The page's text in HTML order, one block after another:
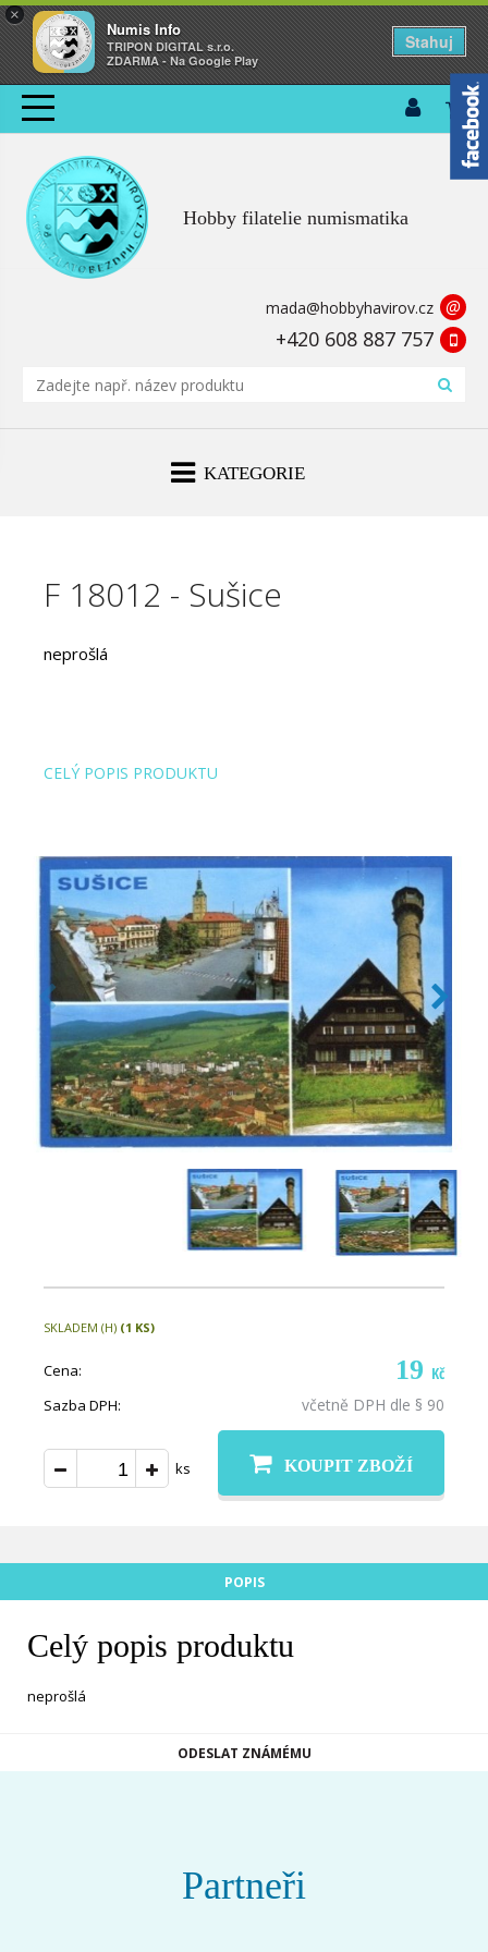
×
Numis Info
TRIPON DIGITAL s.r.o.
ZDARMA - Na Google Play
Stahuj
Hobby filatelie numismatika
mada@hobbyhavirov.cz @
+420 608 887 757
KATEGORIE
F 18012 - Sušice
neprošlá
CELÝ POPIS PRODUKTU
SKLADEM (H) (1 KS)
Cena: 19 Kč
Sazba DPH: včetně DPH dle § 90
ks KOUPIT ZBOŽÍ
POPIS
Celý popis produktu
neprošlá
ODESLAT ZNÁMÉMU
Partneři